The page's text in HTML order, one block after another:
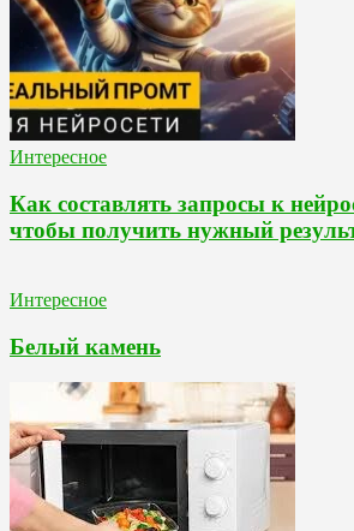
Интересное
Как составлять запросы к
чтобы получить нужный
Интересное
Белый камень